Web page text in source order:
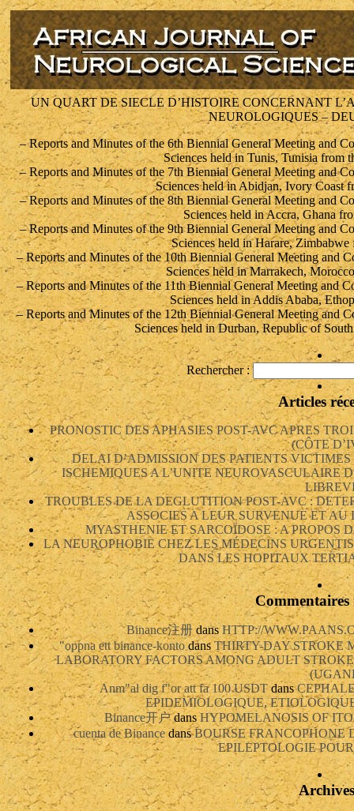
UN QUART DE SIECLE D’HISTOIRE CONCERNANT
NEUROLOGIQUES –
– Reports and Minutes of the 6th Biennial General Meeting and
Sciences held in Tunis, Tunisia from
– Reports and Minutes of the 7th Biennial General Meeting and
Sciences held in Abidjan, Ivory Coast
– Reports and Minutes of the 8th Biennial General Meeting and
Sciences held in Accra, Ghana
– Reports and Minutes of the 9th Biennial General Meeting and
Sciences held in Harare,
– Reports and Minutes of the 10th Biennial General Meeting and
Sciences held in Marrakech,
– Reports and Minutes of the 11th Biennial General Meeting and
Sciences held in Addis Ababa,
– Reports and Minutes of the 12th Biennial General Meeting and
Sciences held in Durban, Republic of
Rechercher :
Articles
PRONOSTIC DES APHASIES POST-AVC APRES
(CÔTE
DELAI D’ADMISSION DES PATIENTS
ISCHEMIQUES A L’UNITE NEUROVASCULAIRE
TROUBLES DE LA DEGLUTITION POST-AVC :
ASSOCIES A LEUR SURVENUE ET
MYASTHENIE ET SARCOÏDOSE : A PROPOS
LA NEUROPHOBIE CHEZ LES MÉDECINS
DANS LES HOPITAUX
Commentaires
Binance注册dansHTTP://
"oppna ett binance-kontodansTHIRTY-DAY STROKE
LABORATORY FACTORS AMONG ADULT
Anm"al dig f"or att fa 100 USDTdans
EPIDEMIOLOGIQUE,
Binance开户dansHYPOMELANOSIS OF
cuenta de BinancedansBOURSE FRANCOPHONE
EPILEPTOLOGIE
Archives